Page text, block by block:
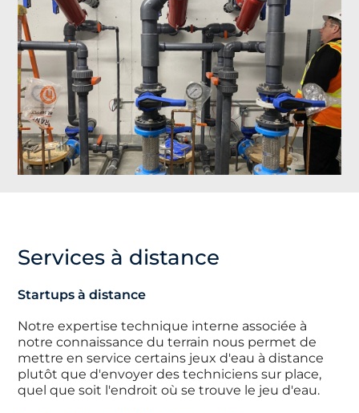
Services à distance
Startups à distance
Notre expertise technique interne associée à
notre connaissance du terrain nous permet de
mettre en service certains jeux d'eau à distance
plutôt que d'envoyer des techniciens sur place,
quel que soit l'endroit où se trouve le jeu d'eau.